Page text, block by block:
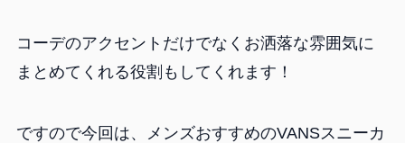
コーデのアクセントだけでなくお洒落な雰囲気に
まとめてくれる役割もしてくれます！
ですので今回は、メンズおすすめのVANSスニーカ